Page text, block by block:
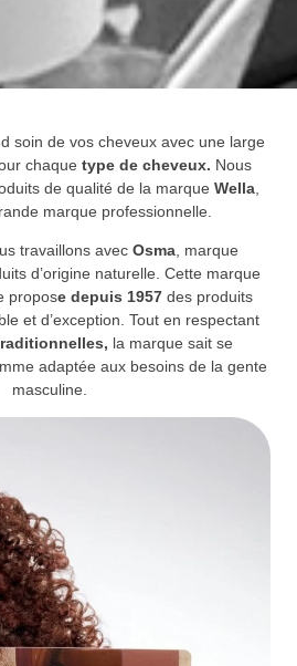
soin de vos cheveux avec une large
chaque type de cheveux. Nous
de qualité de la marque Wella,
marque professionnelle.
travaillons avec Osma, marque
d’origine naturelle. Cette marque
propose depuis 1957 des produits
et d’exception. Tout en respectant
la marque sait se
adaptée aux besoins de la gente
masculine.